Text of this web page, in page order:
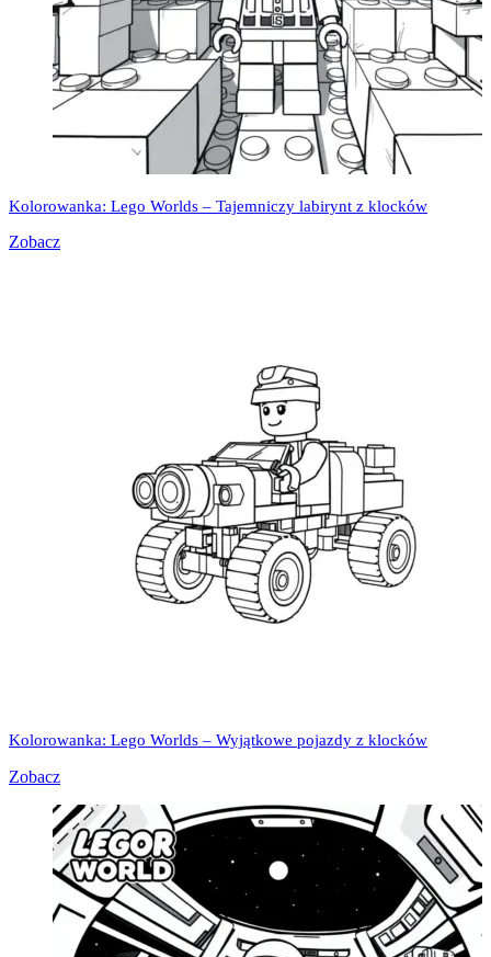
Kolorowanka: Lego Worlds – Tajemniczy labirynt z klocków
Zobacz
Kolorowanka: Lego Worlds – Wyjątkowe pojazdy z klocków
Zobacz